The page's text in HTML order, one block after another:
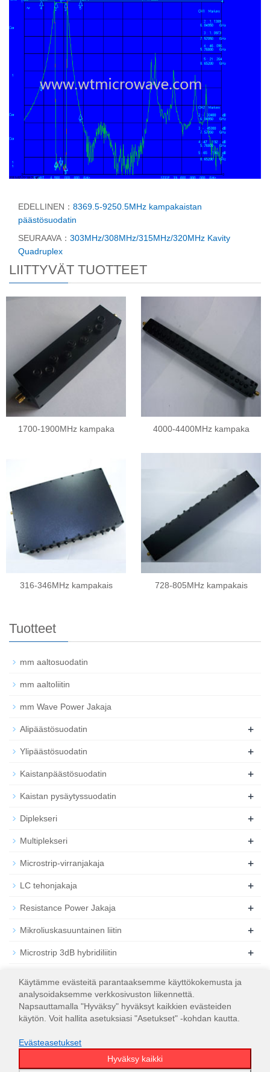
EDELLINEN： 8369.5-9250.5MHz kampakaistan
päästösuodatin
SEURAAVA： 303MHz/308MHz/315MHz/320MHz Kavity
Quadruplex
LIITTYVÄT TUOTTEET
1700-1900MHz kampaka 4000-4400MHz kampaka
316-346MHz kampakais 728-805MHz kampakais
Tuotteet
mm aaltosuodatin
mm aaltoliitin
mm Wave Power Jakaja
Alipäästösuodatin +
Ylipäästösuodatin +
Kaistanpäästösuodatin +
Kaistan pysäytyssuodatin +
Diplekseri +
Multiplekseri +
Microstrip-virranjakaja +
LC tehonjakaja +
Resistance Power Jakaja +
Mikroliuskasuuntainen liitin +
Microstrip 3dB hybridiliitin +
Koaksiaalinen RF-kuorma
WT Microwave INC.
Käytämme evästeitä parantaaksemme käyttökokemusta ja
analysoidaksemme verkkosivuston liikennettä.
Napsauttamalla "Hyväksy" hyväksyt kaikkien evästeiden
käytön. Voit hallita asetuksiasi "Asetukset" -kohdan kautta.
Evästeasetukset
Hyväksy kaikki